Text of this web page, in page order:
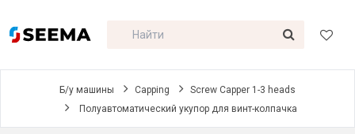
Б/у машины Capping
Screw Capper 1-3 heads
Полуавтоматический укупор для винт-колпачка